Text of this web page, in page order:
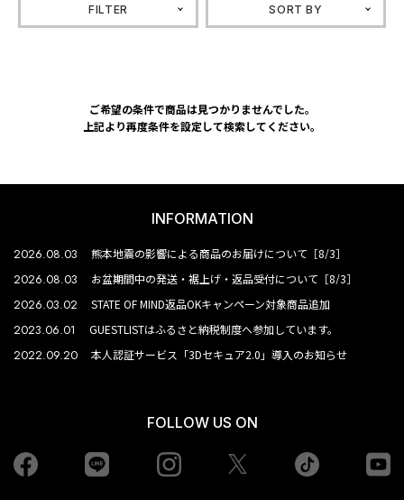
FILTER SORT BY
ご希望の条件で商品は見つかりませんでした。
上記より再度条件を設定して検索してください。
INFORMATION
2026.08.03 熊本地震の影響による商品のお届けについて［8/3］
2026.08.03 お盆期間中の発送・裾上げ・返品受付について［8/3］
2026.03.02 STATE OF MIND返品OKキャンペーン対象商品追加
2023.06.01 GUESTLISTはふるさと納税制度へ参加しています。
2022.09.20 本人認証サービス「3Dセキュア2.0」導入のお知らせ
FOLLOW US ON
Facebook Instagram tiktok